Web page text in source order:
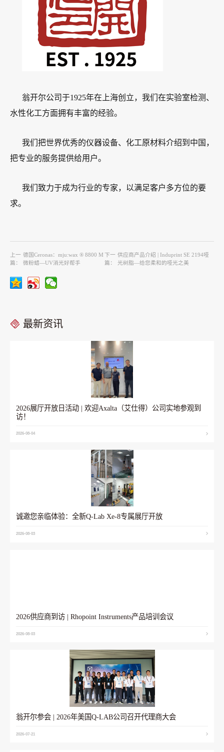
翁开尔公司于1925年在上海创立，我们在实验室检测、
水性化工方面拥有丰富的经验。
我们把世界优秀的仪器设备、化工原材料介绍到中国，
把专业的服务提供给用户。
我们致力于成为行业的专家，以满足客户多方位的要
求。
上一
篇：
德国Ceronas：mju:wax ® 8800 M
微粉蜡—UV消光好帮手
下一
篇：
供应商产品介绍 | Induprint SE 2194哑
光树脂—给您柔和的哑光之美
最新资讯
2026展厅开放日活动 | 欢迎Axalta（艾仕得）公司实地参观到
访！
2026-08-04
诚邀您亲临体验：全新Q-Lab Xe-8专属展厅开放
2026-08-03
2026供应商到访 | Rhopoint Instruments产品培训会议
2026-08-03
翁开尔参会 | 2026年美国Q-LAB公司召开代理商大会
2026-07-21